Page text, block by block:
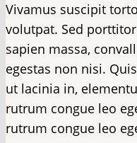
Vivamus suscipit
volutpat. Sed
sapien massa,
egestas non nisi.
ut lacinia in,
rutrum congue leo
rutrum congue leo